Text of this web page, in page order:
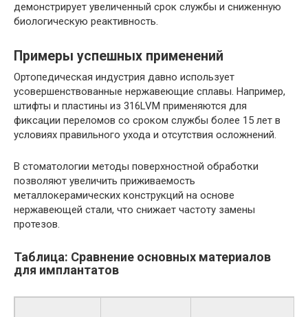
демонстрирует увеличенный срок службы и сниженную
биологическую реактивность.
Примеры успешных применений
Ортопедическая индустрия давно использует
усовершенствованные нержавеющие сплавы. Например,
штифты и пластины из 316LVM применяются для
фиксации переломов со сроком службы более 15 лет в
условиях правильного ухода и отсутствия осложнений.
В стоматологии методы поверхностной обработки
позволяют увеличить приживаемость
металлокерамических конструкций на основе
нержавеющей стали, что снижает частоту замены
протезов.
Таблица: Сравнение основных материалов
для имплантатов